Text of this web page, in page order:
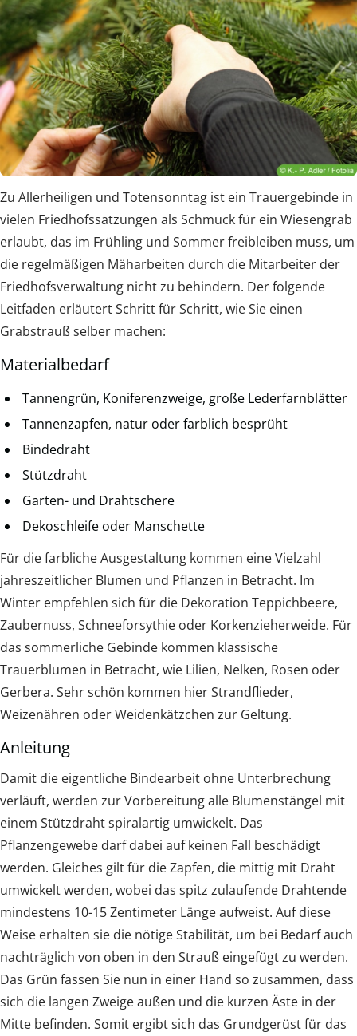
Zu Allerheiligen und Totensonntag ist ein Trauergebinde in
vielen Friedhofssatzungen als Schmuck für ein Wiesengrab
erlaubt, das im Frühling und Sommer freibleiben muss, um
die regelmäßigen Mäharbeiten durch die Mitarbeiter der
Friedhofsverwaltung nicht zu behindern. Der folgende
Leitfaden erläutert Schritt für Schritt, wie Sie einen
Grabstrauß selber machen:
Materialbedarf
Tannengrün, Koniferenzweige, große Lederfarnblätter
Tannenzapfen, natur oder farblich besprüht
Bindedraht
Stützdraht
Garten- und Drahtschere
Dekoschleife oder Manschette
Für die farbliche Ausgestaltung kommen eine Vielzahl
jahreszeitlicher Blumen und Pflanzen in Betracht. Im
Winter empfehlen sich für die Dekoration Teppichbeere,
Zaubernuss, Schneeforsythie oder Korkenzieherweide. Für
das sommerliche Gebinde kommen klassische
Trauerblumen in Betracht, wie Lilien, Nelken, Rosen oder
Gerbera. Sehr schön kommen hier Strandflieder,
Weizenähren oder Weidenkätzchen zur Geltung.
Anleitung
Damit die eigentliche Bindearbeit ohne Unterbrechung
verläuft, werden zur Vorbereitung alle Blumenstängel mit
einem Stützdraht spiralartig umwickelt. Das
Pflanzengewebe darf dabei auf keinen Fall beschädigt
werden. Gleiches gilt für die Zapfen, die mittig mit Draht
umwickelt werden, wobei das spitz zulaufende Drahtende
mindestens 10-15 Zentimeter Länge aufweist. Auf diese
Weise erhalten sie die nötige Stabilität, um bei Bedarf auch
nachträglich von oben in den Strauß eingefügt zu werden.
Das Grün fassen Sie nun in einer Hand so zusammen, dass
sich die langen Zweige außen und die kurzen Äste in der
Mitte befinden. Somit ergibt sich das Grundgerüst für das